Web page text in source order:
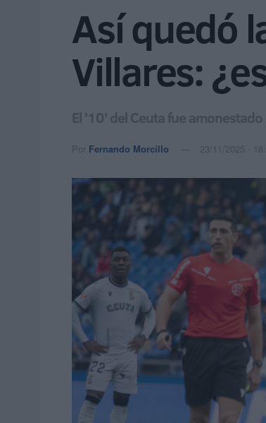
Así quedó
Villares:
El '10' del Ceuta fue
Por Fernando Morcillo 23/11/2025 -